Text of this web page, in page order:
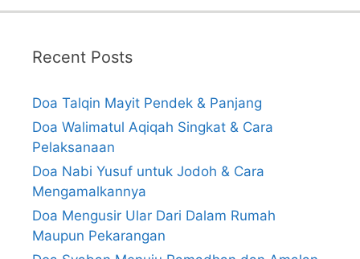
Recent Posts
Doa Talqin Mayit Pendek & Panjang
Doa Walimatul Aqiqah Singkat & Cara
Pelaksanaan
Doa Nabi Yusuf untuk Jodoh & Cara
Mengamalkannya
Doa Mengusir Ular Dari Dalam Rumah
Maupun Pekarangan